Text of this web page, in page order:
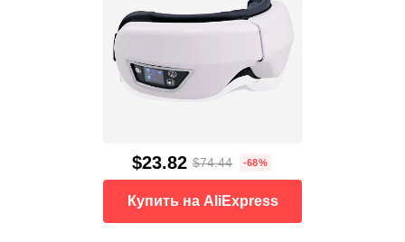
$23.82 $74.44 -68%
Купить на AliExpress